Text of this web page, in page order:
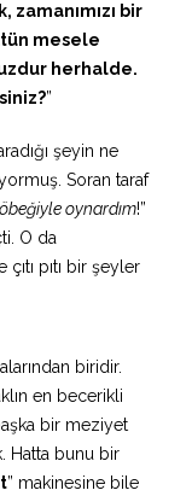
bir
mesele
herhalde.
”
şeyin ne
Soran taraf
oynardım!”
O da
pıtı bir şeyler
biridir.
en becerikli
bir meziyet
Hatta bunu bir
” makinesine bile